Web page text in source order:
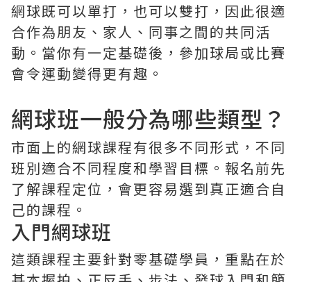
網球既可以單打，也可以雙打，因此很適
合作為朋友、家人、同事之間的共同活
動。當你有一定基礎後，參加球局或比賽
會令運動變得更有趣。
網球班一般分為哪些類型？
市面上的網球課程有很多不同形式，不同
班別適合不同程度和學習目標。報名前先
了解課程定位，會更容易選到真正適合自
己的課程。
入門網球班
這類課程主要針對零基礎學員，重點在於